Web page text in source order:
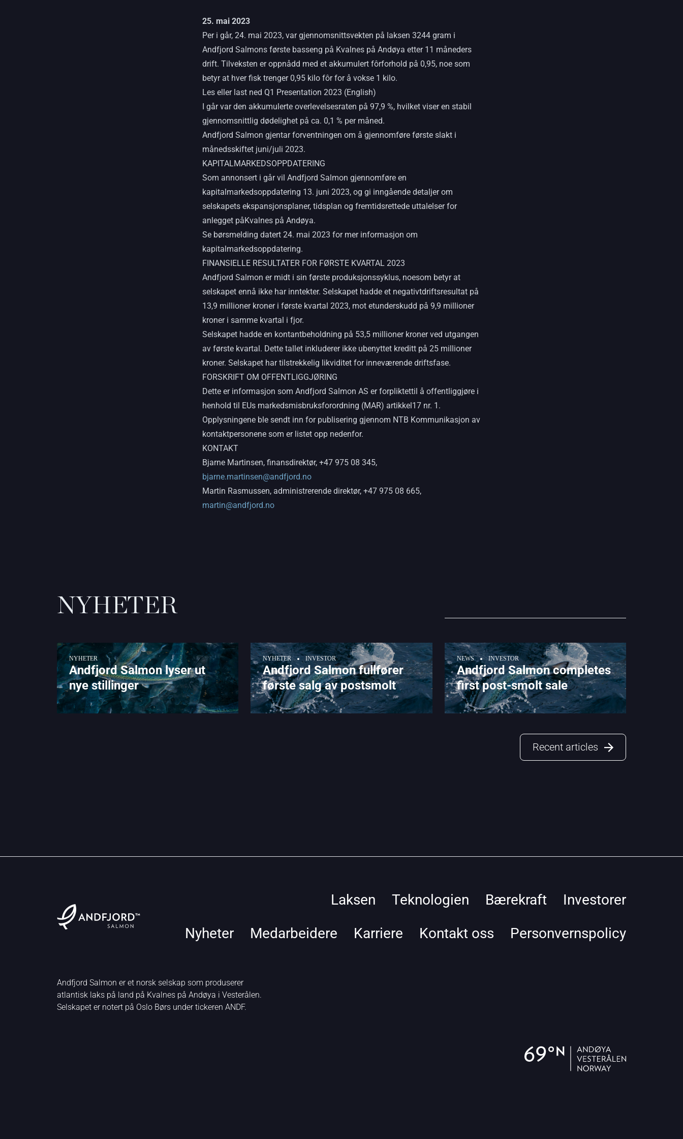
25. mai 2023
Per i går, 24. mai 2023, var gjennomsnittsvekten på laksen 3244 gram i
Andfjord Salmons første basseng på Kvalnes på Andøya etter 11 måneders
drift. Tilveksten er oppnådd med et akkumulert fôrforhold på 0,95, noe som
betyr at hver fisk trenger 0,95 kilo fôr for å vokse 1 kilo.
Les eller last ned Q1 Presentation 2023 (English)
I går var den akkumulerte overlevelsesraten på 97,9 %, hvilket viser en stabil
gjennomsnittlig dødelighet på ca. 0,1 % per måned.
Andfjord Salmon gjentar forventningen om å gjennomføre første slakt i
månedsskiftet juni/juli 2023.
KAPITALMARKEDSOPPDATERING
Som annonsert i går vil Andfjord Salmon gjennomføre en
kapitalmarkedsoppdatering 13. juni 2023, og gi inngående detaljer om
selskapets ekspansjonsplaner, tidsplan og fremtidsrettede uttalelser for
anlegget påKvalnes på Andøya.
Se børsmelding datert 24. mai 2023 for mer informasjon om
kapitalmarkedsoppdatering.
FINANSIELLE RESULTATER FOR FØRSTE KVARTAL 2023
Andfjord Salmon er midt i sin første produksjonssyklus, noesom betyr at
selskapet ennå ikke har inntekter. Selskapet hadde et negativtdriftsresultat på
13,9 millioner kroner i første kvartal 2023, mot etunderskudd på 9,9 millioner
kroner i samme kvartal i fjor.
Selskapet hadde en kontantbeholdning på 53,5 millioner kroner ved utgangen
av første kvartal. Dette tallet inkluderer ikke ubenyttet kreditt på 25 millioner
kroner. Selskapet har tilstrekkelig likviditet for inneværende driftsfase.
FORSKRIFT OM OFFENTLIGGJØRING
Dette er informasjon som Andfjord Salmon AS er forpliktettil å offentliggjøre i
henhold til EUs markedsmisbruksforordning (MAR) artikkel17 nr. 1.
Opplysningene ble sendt inn for publisering gjennom NTB Kommunikasjon av
kontaktpersonene som er listet opp nedenfor.
KONTAKT
Bjarne Martinsen, finansdirektør, +47 975 08 345,
bjarne.martinsen@andfjord.no
Martin Rasmussen, administrerende direktør, +47 975 08 665,
martin@andfjord.no
NYHETER
NYHETER
Andfjord Salmon lyser ut
nye stillinger
NYHETER INVESTOR
Andfjord Salmon fullfører
første salg av postsmolt
NEWS INVESTOR
Andfjord Salmon completes
first post-smolt sale
Recent articles
Laksen Teknologien Bærekraft
Investorer
Nyheter
Medarbeidere Karriere Kontakt oss Personvernspolicy
Andfjord Salmon er et norsk selskap som produserer
atlantisk laks på land på Kvalnes på Andøya i Vesterålen.
Selskapet er notert på Oslo Børs under tickeren ANDF.